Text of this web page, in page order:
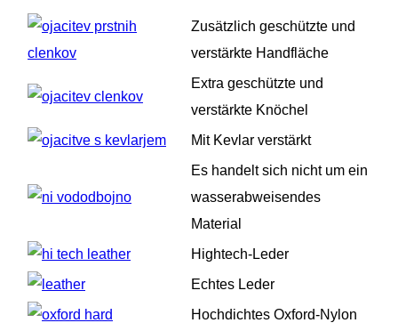
Zusätzlich geschützte und
verstärkte Handfläche
Extra geschützte und
verstärkte Knöchel
Mit Kevlar verstärkt
Es handelt sich nicht um ein
wasserabweisendes
Material
Hightech-Leder
Echtes Leder
Hochdichtes Oxford-Nylon